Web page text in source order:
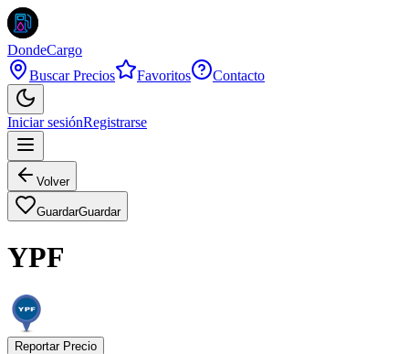
DondeCargo
Buscar Precios
Favoritos Contacto
Iniciar sesiónRegistrarse
Volver
GuardarGuardar
YPF
Reportar Precio